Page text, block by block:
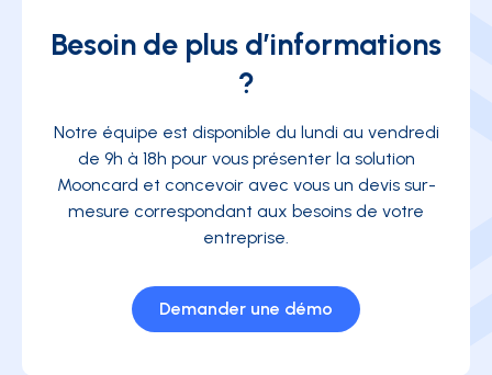
Besoin de plus d’informations
?
Notre équipe est disponible du lundi au vendredi
de 9h à 18h pour vous présenter la solution
Mooncard et concevoir avec vous un devis sur-
mesure correspondant aux besoins de votre
entreprise.
Demander une démo